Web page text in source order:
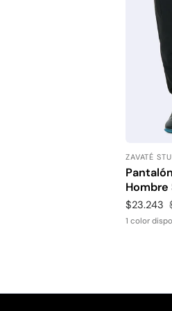
ZAVATÉ
Precio
de
$23.243
1 color